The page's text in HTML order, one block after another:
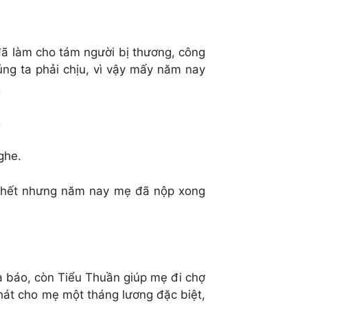
làm cho tám người bị thương, công
ta phải chịu, vì vậy mấy năm nay
nhưng năm nay mẹ đã nộp xong
còn Tiểu Thuần giúp mẹ đi chợ
cho mẹ một tháng lương đặc biệt,